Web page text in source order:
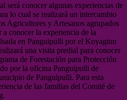
será conocer algunas experiencias de
lo cual se realizará un intercambio
Agricultores y Artesanos agrupados
a conocer la experiencia de la
en Panguipulli por el Koyagtun
una visita predial para conocer
de Forestación para Protección
por la oficina Panguipulli de
de Panguipulli. Para esta
de las familias del Comité de